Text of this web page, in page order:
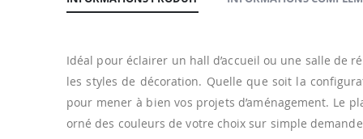
de
d’images
Idéal pour éclairer un hall d’accueil ou une salle de
les styles de décoration. Quelle que soit la
pour mener à bien vos projets d’aménagement. Le
orné des couleurs de votre choix sur simple